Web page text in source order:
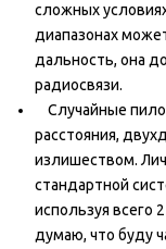
сложных
диапазонах
дальность, она
радиосвязи.
Случайные
расстояния,
излишеством.
стандартной
используя всего
думаю, что буду